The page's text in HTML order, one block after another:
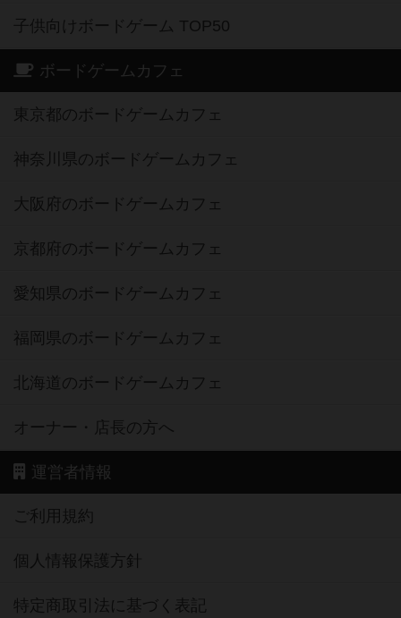
子供向けボードゲーム TOP50
ボードゲームカフェ
東京都のボードゲームカフェ
神奈川県のボードゲームカフェ
大阪府のボードゲームカフェ
京都府のボードゲームカフェ
愛知県のボードゲームカフェ
福岡県のボードゲームカフェ
北海道のボードゲームカフェ
オーナー・店長の方へ
運営者情報
ご利用規約
個人情報保護方針
特定商取引法に基づく表記